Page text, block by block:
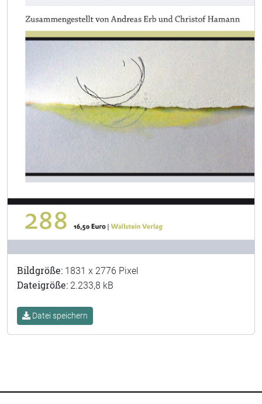
Bildgröße: 1831 x 2776 Pixel
Dateigröße: 2.233,8 kB
Datei speichern